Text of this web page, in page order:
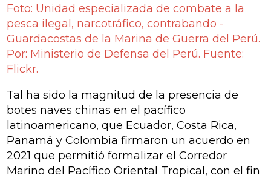
Foto: Unidad especializada de combate a la
pesca ilegal, narcotráfico, contrabando -
Guardacostas de la Marina de Guerra del Perú.
Por: Ministerio de Defensa del Perú. Fuente:
Flickr.
Tal ha sido la magnitud de la presencia de
botes naves chinas en el pacífico
latinoamericano, que Ecuador, Costa Rica,
Panamá y Colombia firmaron un acuerdo en
2021 que permitió formalizar el Corredor
Marino del Pacífico Oriental Tropical, con el fin